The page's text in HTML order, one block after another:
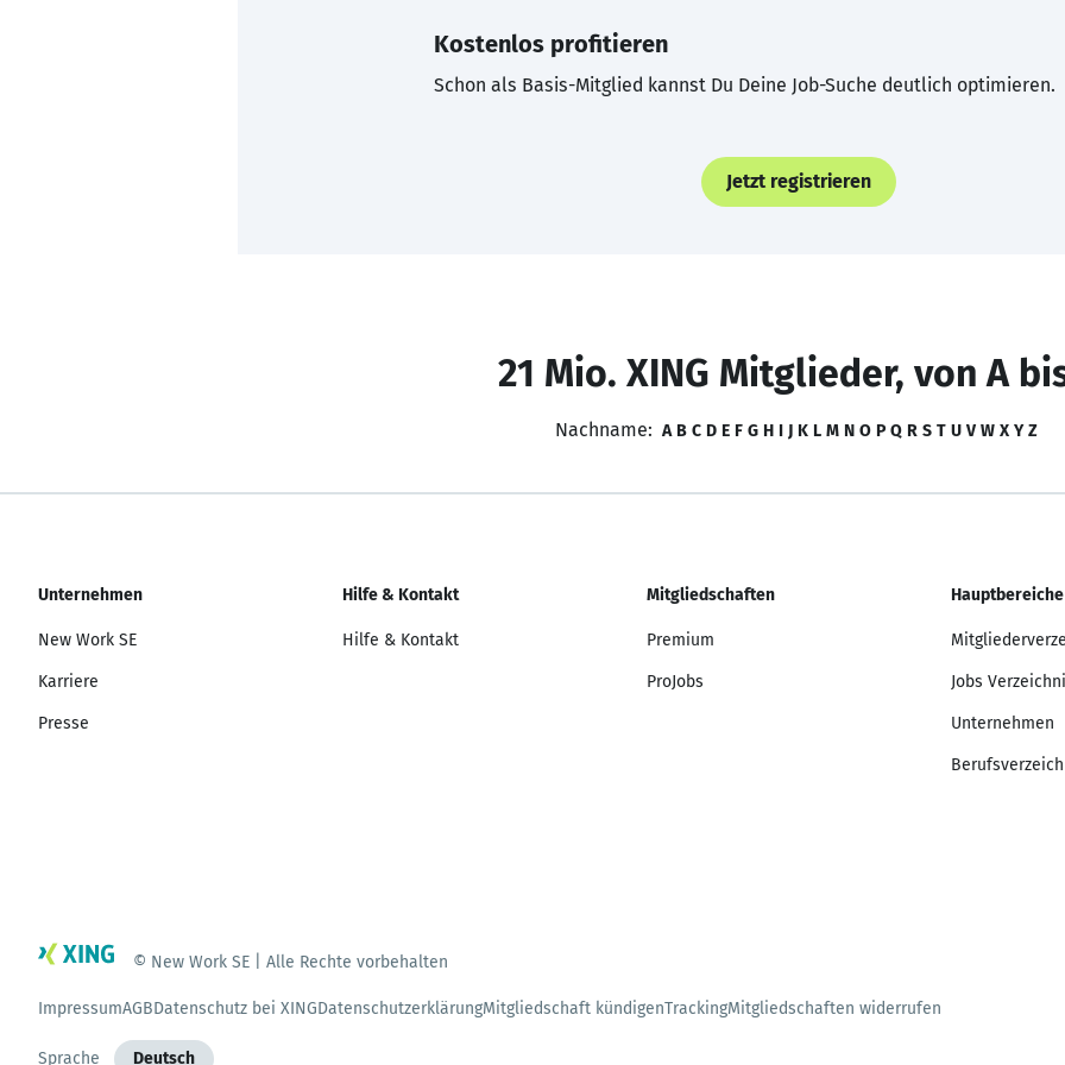
Kostenlos profitieren
Schon als Basis-Mitglied kannst Du Deine Job-Suche deutlich optimieren.
Jetzt registrieren
21 Mio. XING Mitglieder, von A
Nachname: A B C D E F G H I J K L M N O P Q R S T U V W X Y Z
Unternehmen
New Work SE
Karriere
Presse
Hilfe & Kontakt
Hilfe & Kontakt
Mitgliedschaften
Premium
ProJobs
Hauptbereiche
Jobs
Unternehmen
© New Work SE | Alle Rechte vorbehalten
ImpressumAGBDatenschutz bei XINGDatenschutzerklärungMitgliedschaft kündigenTrackingMitgliedschaften widerrufen
Sprache Deutsch